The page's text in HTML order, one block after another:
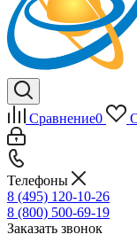
Сравнение0
Телефоны
8 (495) 120-10-26
8 (800) 500-69-19
Заказать звонок